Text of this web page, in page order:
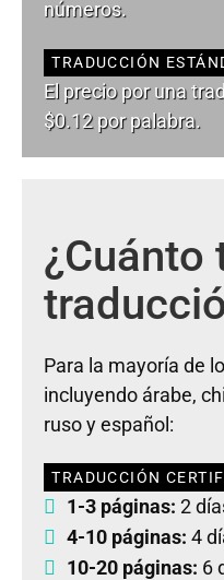
números.
TRADUCCIÓN
El precio por una
$0.12 por palabra.
¿Cuánto
Para la mayoría de
incluyendo árabe,
ruso y español:
TRADUCCIÓN
1-3 páginas: 2
4-10 páginas: 4
10-20 páginas: 6